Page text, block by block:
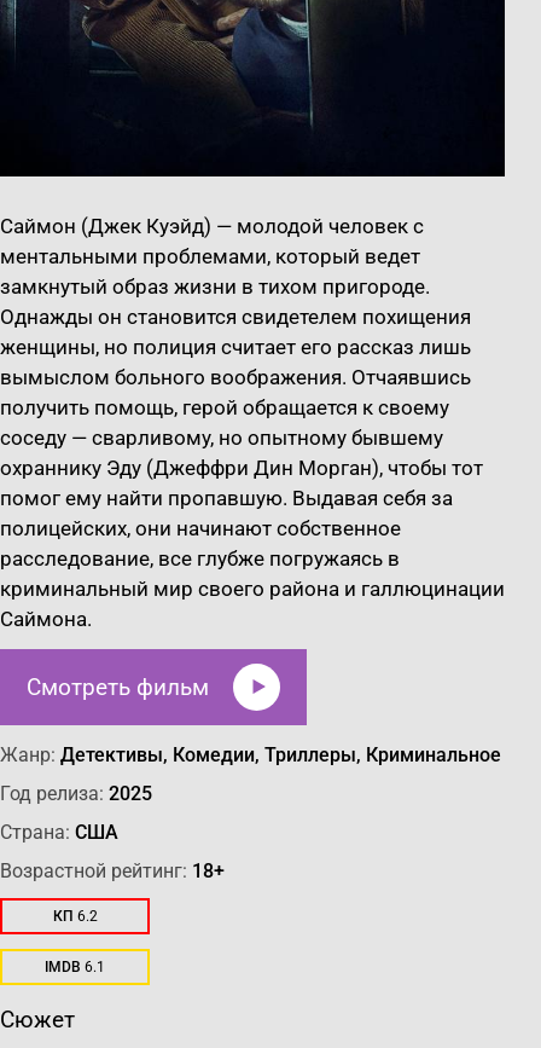
Саймон (Джек Куэйд) — молодой человек с
ментальными проблемами, который ведет
замкнутый образ жизни в тихом пригороде.
Однажды он становится свидетелем похищения
женщины, но полиция считает его рассказ лишь
вымыслом больного воображения. Отчаявшись
получить помощь, герой обращается к своему
соседу — сварливому, но опытному бывшему
охраннику Эду (Джеффри Дин Морган), чтобы тот
помог ему найти пропавшую. Выдавая себя за
полицейских, они начинают собственное
расследование, все глубже погружаясь в
криминальный мир своего района и галлюцинации
Саймона.
Смотреть фильм
Жанр: Детективы, Комедии, Триллеры, Криминальное
Год релиза: 2025
Страна: США
Возрастной рейтинг: 18+
КП 6.2
IMDB 6.1
Сюжет